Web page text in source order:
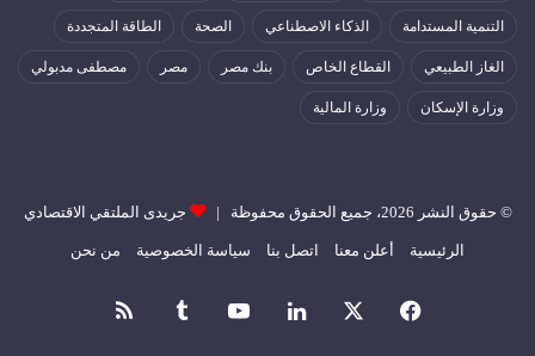
التنمية المستدامة الذكاء الاصطناعي الصحة الطاقة المتجددة
الغاز الطبيعي القطاع الخاص بنك مصر مصر مصطفى مدبولي
وزارة الإسكان وزارة المالية
© حقوق النشر 2026، جميع الحقوق محفوظة | جريدى الملتقي الاقتصادي
الرئيسية أعلن معنا اتصل بنا سياسة الخصوصية من نحن
فيسبوك لينكدإن ‫YouTube